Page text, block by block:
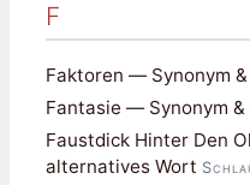
F
Faktoren — Synonym
Fantasie — Synonym
Faustdick Hinter Den
alternatives Wort